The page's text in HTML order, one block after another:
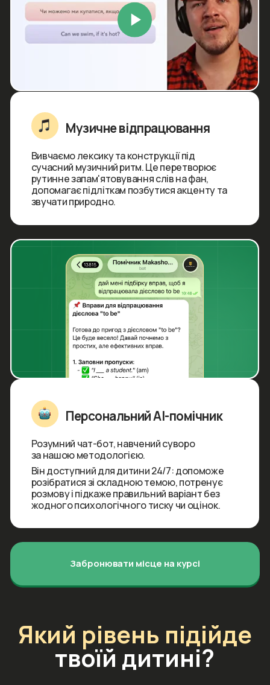
Забронювати місце на курсі
Перед стартом курсу
кожен учень проходить
інтерактивне тестування
Який рівень підійде
твоїй дитині?
Обери ідеальний
формат навчання
для своєї дитини